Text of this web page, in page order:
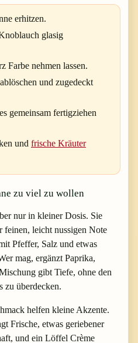
erhitzen.
glasig
Farbe nehmen lassen.
und zugedeckt
gemeinsam fertigziehen
und frische Kräuter
zu viel zu wollen
nur in kleiner Dosis. Sie
feinen, leicht nussigen Note
Pfeffer, Salz und etwas
mag, ergänzt Paprika,
gibt Tiefe, ohne den
zu überdecken.
helfen kleine Akzente.
Frische, etwas geriebener
und ein Löffel Crème